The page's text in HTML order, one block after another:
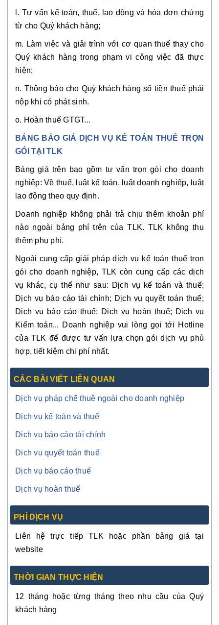
l. Tư vấn kế toán, thuế, lao động và hóa đơn chứng
từ cho Quý khách hàng;
m. Làm việc và giải trình với cơ quan thuế thay cho
Quý khách hàng trong phạm vi công việc đã thực
hiện;
n. Thông báo cho Quý khách hàng số tiền thuế phải
nộp khi có phát sinh.
o. Hoàn thuế GTGT...
BẢNG BÁO GIÁ DỊCH VỤ KẾ TOÁN THUẾ TRỌN
GÓI TẠI TLK
Bảng giá trên bao gồm tư vấn trọn gói cho doanh
nghiệp: Về thuế, luật kế toán, luật doanh nghiệp, luật
lao động theo quy định.
Doanh nghiệp không phải trả chịu thêm khoản phí
nào ngoài bảng phí trên của TLK. TLK không thu
thêm phụ phí.
Ngoài cung cấp giải pháp dịch vụ kế toán thuế trọn
gói cho doanh nghiệp, TLK còn cung cấp các dịch
vụ khác, cụ thể như sau: Dịch vụ kế toán và thuế;
Dịch vụ báo cáo tài chính; Dịch vụ quyết toán thuế;
Dịch vụ báo cáo thuế; Dịch vụ hoàn thuế; Dịch vụ
Kiểm toán... Doanh nghiệp vui lòng gọi tới Hotline
của TLK để được tư vấn lựa chọn gói dịch vụ phù
hợp, tiết kiệm chi phí nhất.
CÁC BÀI VIẾT LIÊN QUAN
Dịch vụ pháp chế thuê ngoài cho doanh nghiệp
Dịch vụ kế toán và thuế
Dịch vụ báo cáo tài chính
Dịch vụ quyết toán thuế
Dịch vụ báo cáo thuế
Dịch vụ hoàn thuế
PHÍ DỊCH VỤ
Liên hệ trực tiếp TLK hoặc phần bảng giá tại
website
THỜI GIAN THỰC HIỆN
12 tháng hoặc từng tháng theo nhu cầu của Quý
khách hàng